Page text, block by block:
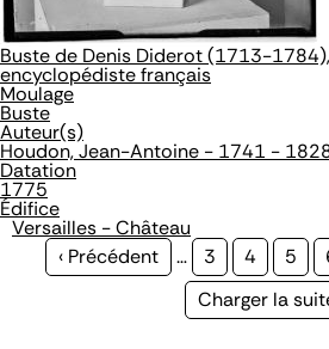
Buste de Denis Diderot (1713-
encyclopédiste français
Moulage
Buste
Auteur(s)
Houdon, Jean-Antoine - 1741 -
Datation
1775
Édifice
Versailles - Château
Page
‹ Précédent … Page
3 Page
4 Page
5
Page
Charger la